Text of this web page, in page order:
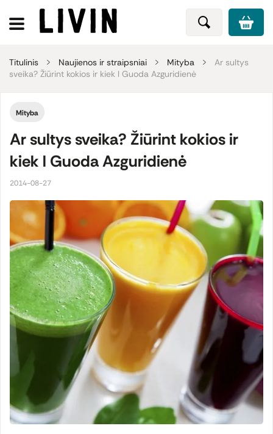
Titulinis Naujienos ir straipsniai Mityba
Ar sultys
sveika? Žiūrint kokios ir kiek l Guoda Azguridienė
Mityba
Ar sultys sveika? Žiūrint kokios ir
kiek l Guoda Azguridienė
2014-08-27